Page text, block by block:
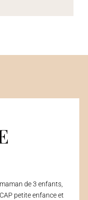
de 3 enfants,
petite enfance et